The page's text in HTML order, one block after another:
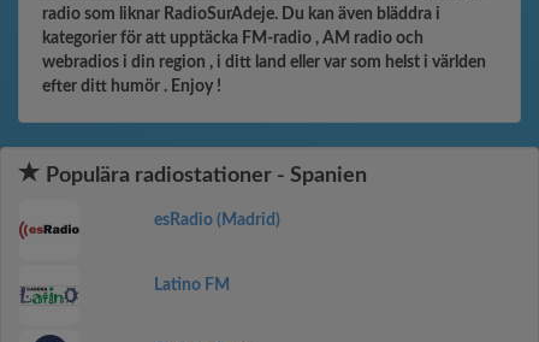
radio som liknar RadioSurAdeje. Du kan även bläddra i
kategorier för att upptäcka FM-radio , AM radio och
webradios i din region , i ditt land eller var som helst i världen
efter ditt humör . Enjoy !
Populära radiostationer - Spanien
esRadio (Madrid)
Latino FM